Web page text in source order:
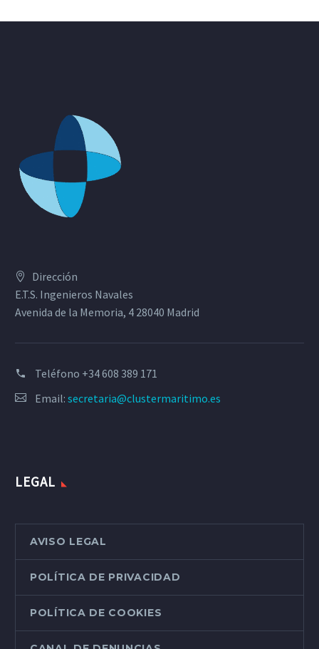
Dirección
E.T.S. Ingenieros Navales
Avenida de la Memoria, 4 28040 Madrid
Teléfono +34 608 389 171
Email: secretaria@clustermaritimo.es
LEGAL
AVISO LEGAL
POLÍTICA DE PRIVACIDAD
POLÍTICA DE COOKIES